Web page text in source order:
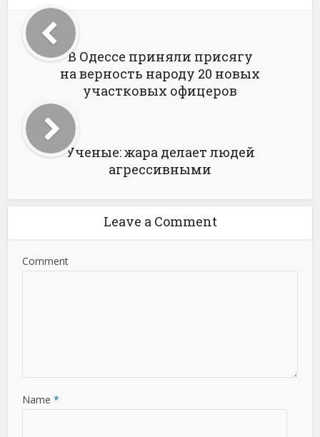
В Одессе приняли присягу
на верность народу 20 новых
участковых офицеров
Ученые: жара делает людей
агрессивными
Leave a Comment
Comment
Name *